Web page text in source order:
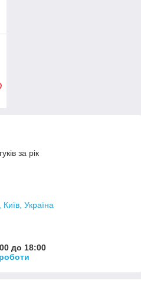
за рік
Україна
до 18:00